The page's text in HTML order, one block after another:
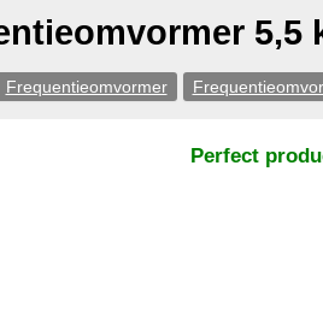
5,5
Frequentieomvormer
Perfect